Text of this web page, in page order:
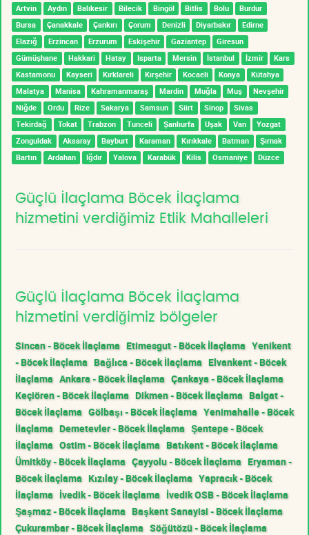
Artvin Aydın Balıkesir Bilecik Bingöl Bitlis Bolu
Burdur
Bursa
Çanakkale Çankırı Çorum Denizli Diyarbakır
Edirne
Elazığ
Erzincan Erzurum Eskişehir Gaziantep
Giresun
Gümüşhane
Hakkari Hatay Isparta Mersin İstanbul İzmir
Kars
Kastamonu
Kayseri Kırklareli Kırşehir Kocaeli Konya
Kütahya
Malatya
Manisa Kahramanmaraş Mardin Muğla Muş
Nevşehir
Niğde
Ordu Rize Sakarya Samsun Siirt Sinop
Sivas
Tekirdağ
Tokat Trabzon Tunceli Şanlıurfa Uşak Van
Yozgat
Zonguldak
Aksaray Bayburt Karaman Kırıkkale Batman
Şırnak
Bartın
Ardahan Iğdır Yalova Karabük Kilis Osmaniye Düzce
Güçlü İlaçlama Böcek İlaçlama
hizmetini verdiğimiz Etlik Mahalleleri
Güçlü İlaçlama Böcek İlaçlama
hizmetini verdiğimiz bölgeler
Sincan - Böcek İlaçlama Etimesgut - Böcek İlaçlama Yenikent
- Böcek İlaçlama Bağlıca - Böcek İlaçlama Elvankent - Böcek
İlaçlama Ankara - Böcek İlaçlama Çankaya - Böcek İlaçlama
Keçiören - Böcek İlaçlama Dikmen - Böcek İlaçlama Balgat -
Böcek İlaçlama Gölbaşı - Böcek İlaçlama Yenimahalle - Böcek
İlaçlama Demetevler - Böcek İlaçlama Şentepe - Böcek
İlaçlama Ostim - Böcek İlaçlama Batıkent - Böcek İlaçlama
Ümitköy - Böcek İlaçlama Çayyolu - Böcek İlaçlama Eryaman -
Böcek İlaçlama Kızılay - Böcek İlaçlama Yapracık - Böcek
İlaçlama İvedik - Böcek İlaçlama İvedik OSB - Böcek İlaçlama
Şaşmaz - Böcek İlaçlama Başkent Sanayisi - Böcek İlaçlama
Çukurambar - Böcek İlaçlama Söğütözü - Böcek İlaçlama